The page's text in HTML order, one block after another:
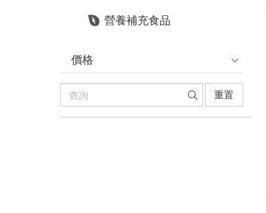
營養補充食品
價格
重置